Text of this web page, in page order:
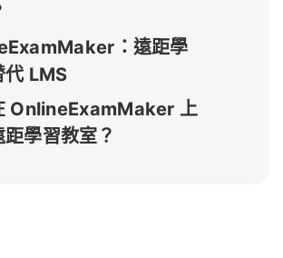
：遠距學
代 LMS
OnlineExamMaker 上
學習教室？